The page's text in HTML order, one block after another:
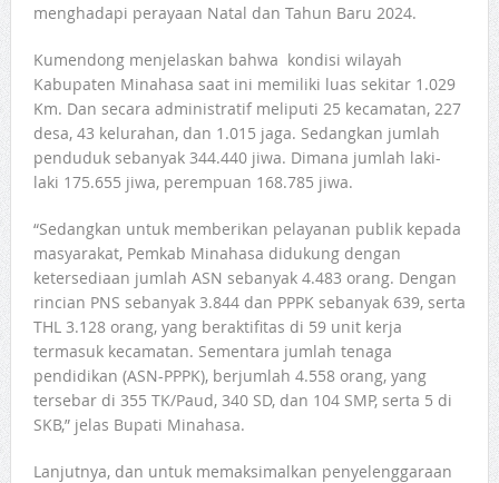
menghadapi perayaan Natal dan Tahun Baru 2024.
Kumendong menjelaskan bahwa kondisi wilayah
Kabupaten Minahasa saat ini memiliki luas sekitar 1.029
Km. Dan secara administratif meliputi 25 kecamatan, 227
desa, 43 kelurahan, dan 1.015 jaga. Sedangkan jumlah
penduduk sebanyak 344.440 jiwa. Dimana jumlah laki-
laki 175.655 jiwa, perempuan 168.785 jiwa.
“Sedangkan untuk memberikan pelayanan publik kepada
masyarakat, Pemkab Minahasa didukung dengan
ketersediaan jumlah ASN sebanyak 4.483 orang. Dengan
rincian PNS sebanyak 3.844 dan PPPK sebanyak 639, serta
THL 3.128 orang, yang beraktifitas di 59 unit kerja
termasuk kecamatan. Sementara jumlah tenaga
pendidikan (ASN-PPPK), berjumlah 4.558 orang, yang
tersebar di 355 TK/Paud, 340 SD, dan 104 SMP, serta 5 di
SKB,” jelas Bupati Minahasa.
Lanjutnya, dan untuk memaksimalkan penyelenggaraan